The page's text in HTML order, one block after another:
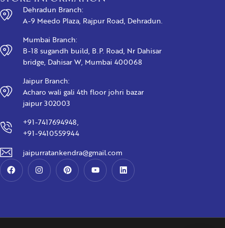
Dehradun Branch:
A-9 Meedo Plaza, Rajpur Road, Dehradun.
Mumbai Branch:
B-18 sugandh build, B.P. Road, Nr Dahisar
bridge, Dahisar W, Mumbai 400068
Jaipur Branch:
Acharo wali gali 4th floor johri bazar
jaipur 302003
+91-7417694948,
+91-9410559944
jaipurratankendra@gmail.com